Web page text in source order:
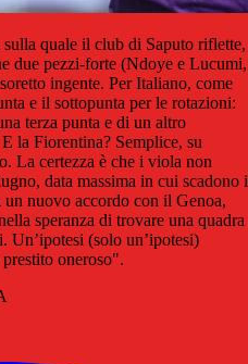
quale il club di Saputo riflette,
due pezzi-forte (Ndoye e Lucumi,
ingente. Per Italiano, come
e il sottopunta per le rotazioni:
terza punta e di un altro
la Fiorentina? Semplice, su
La certezza è che i viola non
data massima in cui scadono i
nuovo accordo con il Genoa,
speranza di trovare una quadra
Un’ipotesi (solo un’ipotesi)
oneroso".